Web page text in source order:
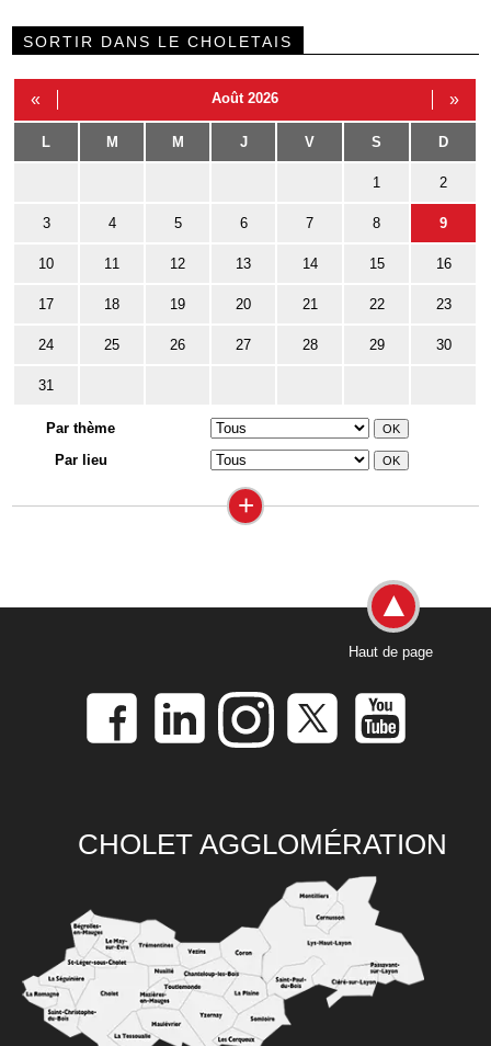
SORTIR DANS LE CHOLETAIS
« Août 2026 »
L M M J V S D
1 2
3 4 5 6 7 8 9
10 11 12 13 14 15 16
17 18 19 20 21 22 23
24 25 26 27 28 29 30
31
Par thème
Par lieu
+
Haut de page
CHOLET AGGLOMÉRATION